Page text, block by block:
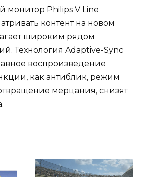
монитор Philips V Line
контент на новом
широким рядом
Технология Adaptive-Sync
воспроизведение
как антиблик, режим
мерцания, снизят